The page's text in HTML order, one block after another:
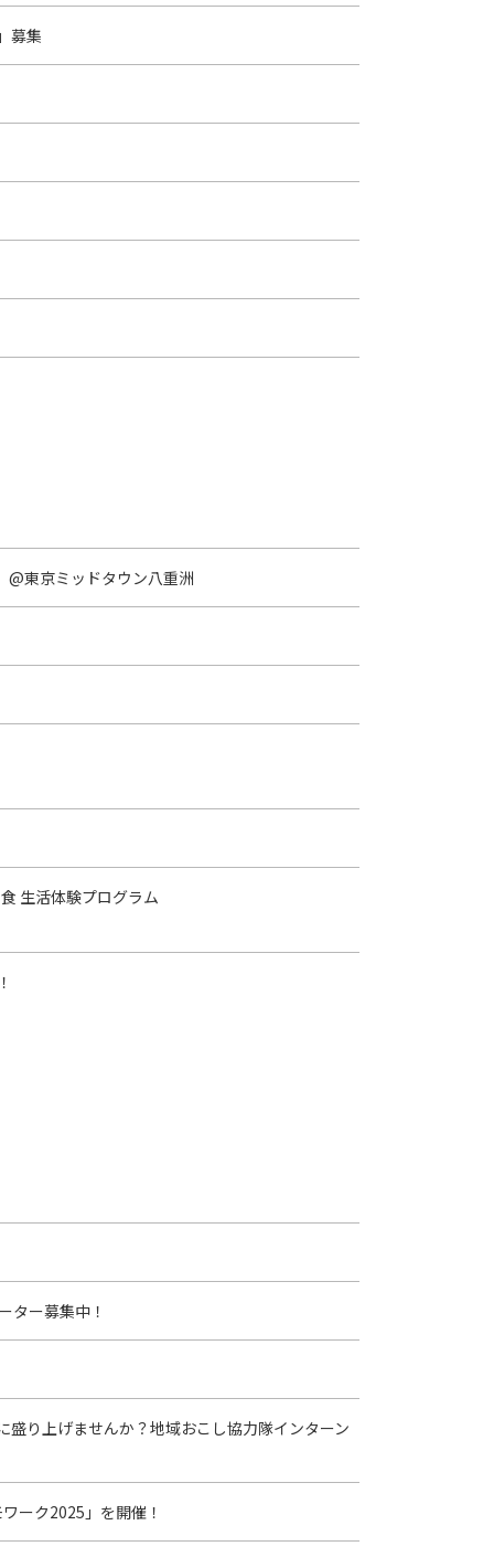
募集
@東京ミッドタウン八重洲
生活体験プログラム
ター募集中！
盛り上げませんか？地域おこし協力隊インターン
ーク2025」を開催！